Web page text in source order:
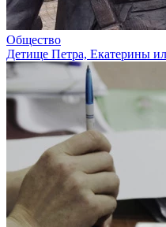
Общество
Детище Петра, Екатерины